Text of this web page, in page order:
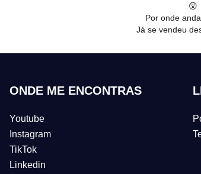
😲
Por onde
Já se vendeu
ONDE ME ENCONTRAS
Youtube
Instagram
TikTok
Linkedin